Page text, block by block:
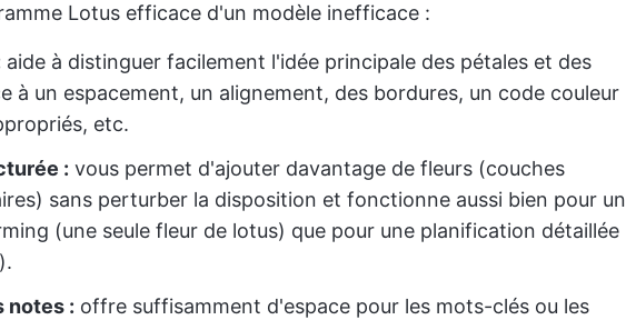
Lotus efficace d'un modèle inefficace :
aide à distinguer facilement l'idée principale des pétales et des
à un espacement, un alignement, des bordures, un code couleur
etc.
: vous permet d'ajouter davantage de fleurs (couches
sans perturber la disposition et fonctionne aussi bien pour un
(une seule fleur de lotus) que pour une planification détaillée
notes : offre suffisamment d'espace pour les mots-clés ou les